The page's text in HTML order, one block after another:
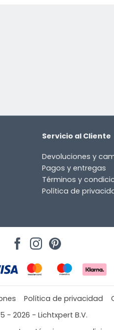
Servicio al Cliente
Devoluciones y
Pagos y entregas
Términos y
Política de
Política de privacidad
- 2026 - Lichtxpert B.V.